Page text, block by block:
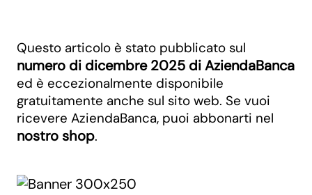
Questo articolo è stato pubblicato sul
numero di dicembre 2025 di AziendaBanca
ed è eccezionalmente disponibile
gratuitamente anche sul sito web. Se vuoi
ricevere AziendaBanca, puoi abbonarti nel
nostro shop.